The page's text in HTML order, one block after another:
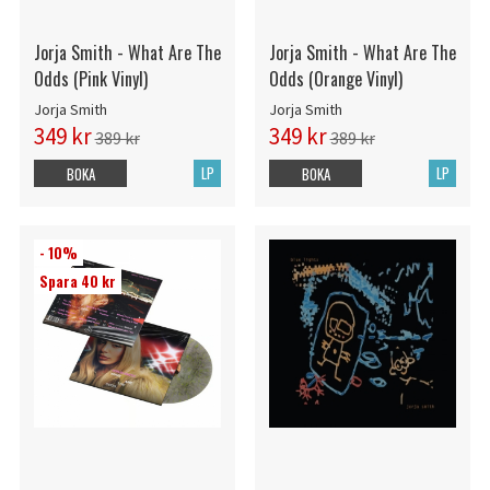
Jorja Smith - What Are The
Odds (Pink Vinyl)
Jorja Smith
349 kr389 kr
LP
BOKA
Jorja Smith - What Are The
Odds (Orange Vinyl)
Jorja Smith
349 kr389 kr
LP
BOKA
- 10%
Spara 40 kr